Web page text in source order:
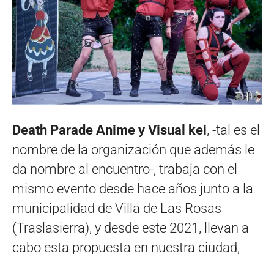
Death Parade Anime y Visual kei, -tal es el
nombre de la organización que además le
da nombre al encuentro-, trabaja con el
mismo evento desde hace años junto a la
municipalidad de Villa de Las Rosas
(Traslasierra), y desde este 2021, llevan a
cabo esta propuesta en nuestra ciudad,